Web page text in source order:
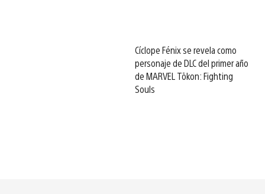
Cíclope Fénix se revela como
personaje de DLC del primer año
de MARVEL Tōkon: Fighting
Souls